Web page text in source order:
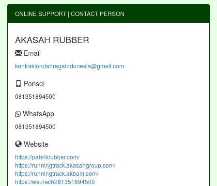
ONLINE SUPPORT | CONTACT PERSON
AKASAH RUBBER
Email
kontraktorolahragaindonesia@gmail.com
Ponsel
081351894500
WhatsApp
081351894500
Website
https://pabrikrubber.com/
https://runningtrack.akasahgroup.com/
https://runningtrack.akbam.com/
https://wa.me/6281351894500